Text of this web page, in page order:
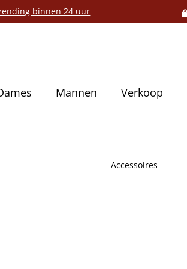
binnen 24 uur
Mannen Verkoop
Accessoires